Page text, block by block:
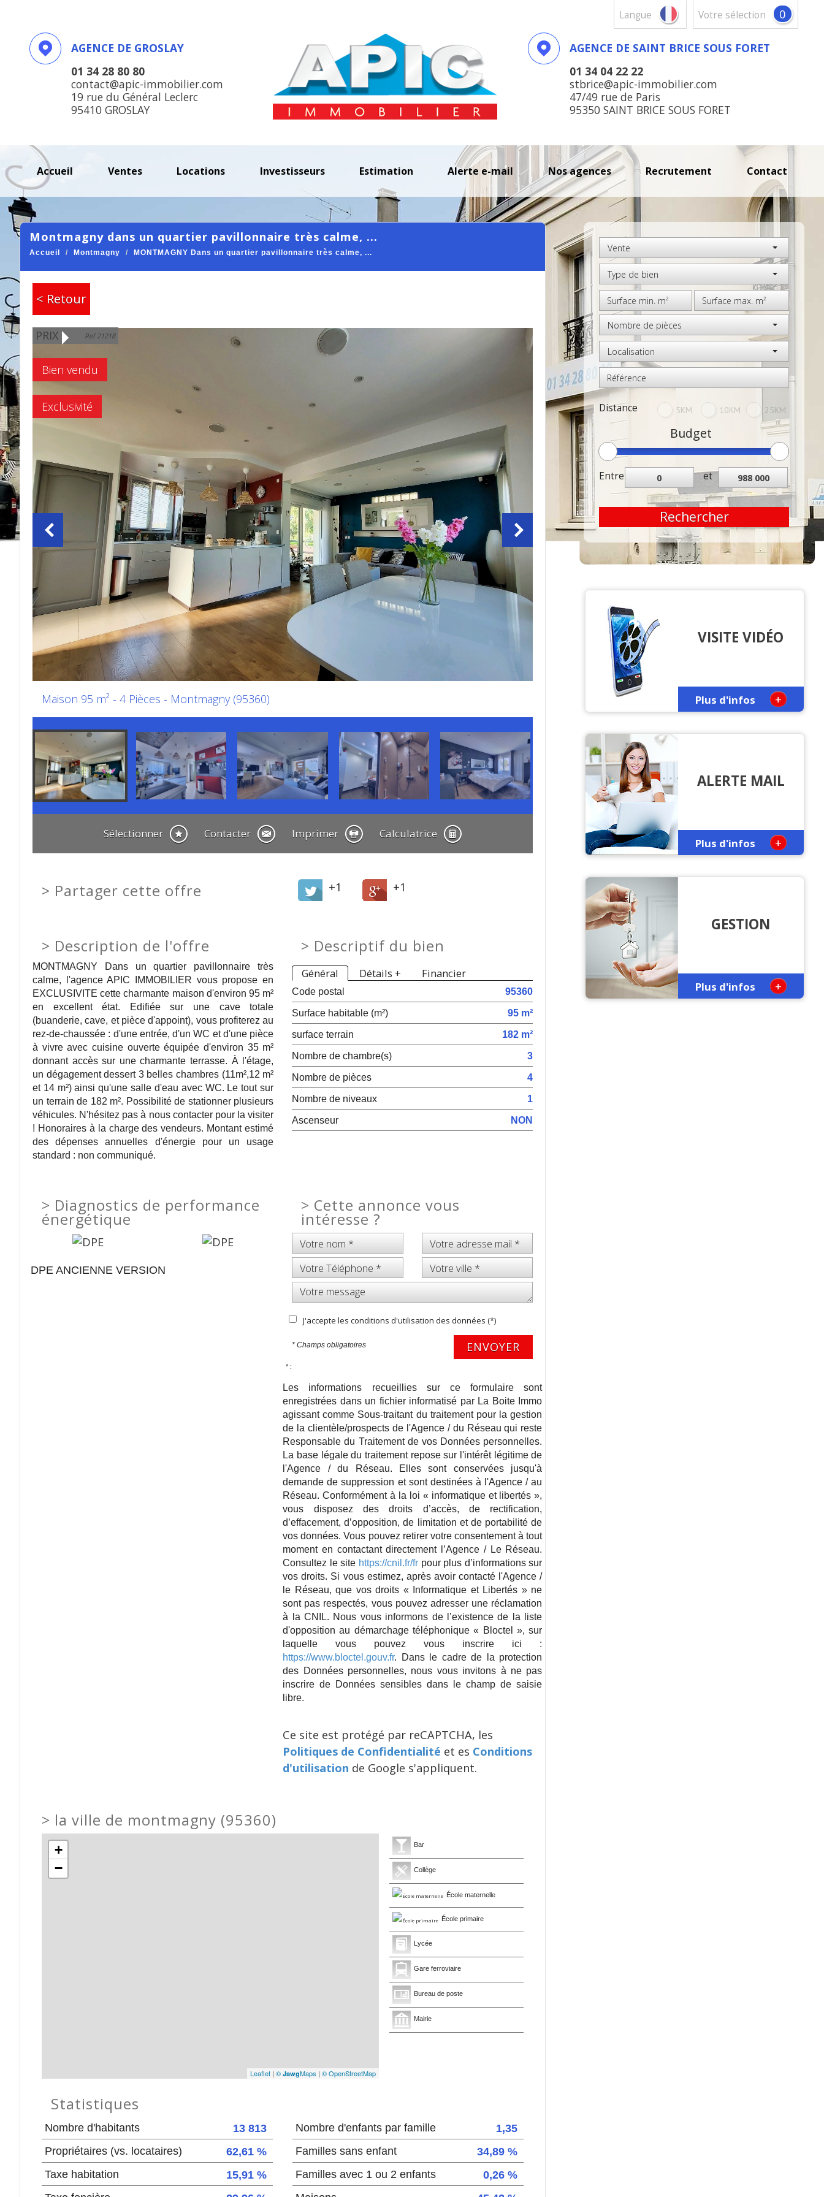
votre sélection 0
Langue
AGENCE DE GROSLAY
01 34 28 80 80
contact@apic-immobilier.com
19 rue du Général Leclerc
95410 GROSLAY
AGENCE DE SAINT BRICE SOUS FORET
01 34 04 22 22
stbrice@apic-immobilier.com
47/49 rue de Paris
95350 SAINT BRICE SOUS FORET
accueil ventes locations investisseurs estimation alerte e-mail nos agences recrutement contact
Vente
Type de bien
Nombre de pièces
Localisation
Distance 5KM 10KM 25KM
Budget
Entre et
Rechercher
montmagny dans un quartier pavillonnaire très calme, ...
Accueil Montmagny MONTMAGNY Dans un quartier pavillonnaire très calme, ...
< Retour
Maison 95 m² - 4 Pièces - Montmagny (95360)
PRIX Ref 21218
Bien vendu
Exclusivité
Sélectionner Contacter Imprimer Calculatrice
Partager cette offre +1 +1
> Description de l'offre
MONTMAGNY Dans un quartier pavillonnaire très
calme, l'agence APIC IMMOBILIER vous propose en
EXCLUSIVITE cette charmante maison d'environ 95 m²
en excellent état. Edifiée sur une cave totale
(buanderie, cave, et pièce d'appoint), vous profiterez au
rez-de-chaussée : d'une entrée, d'un WC et d'une pièce
à vivre avec cuisine ouverte équipée d'environ 35 m²
donnant accès sur une charmante terrasse. À l'étage,
un dégagement dessert 3 belles chambres (11m²,12 m²
et 14 m²) ainsi qu'une salle d'eau avec WC. Le tout sur
un terrain de 182 m². Possibilité de stationner plusieurs
véhicules. N'hésitez pas à nous contacter pour la visiter
! Honoraires à la charge des vendeurs. Montant estimé
des dépenses annuelles d'énergie pour un usage
standard : non communiqué.
> Descriptif du bien
Général Détails + Financier
Code postal
95360
Surface habitable (m²)
95 m²
surface terrain
182 m²
Nombre de chambre(s)
3
Nombre de pièces
4
Nombre de niveaux
1
Ascenseur
NON
> Diagnostics de performance
énergétique
DPE ANCIENNE VERSION
> Cette annonce vous
intéresse ?
J'accepte les conditions d'utilisation des données (*)
* Champs obligatoires ENVOYER
* :
Les informations recueillies sur ce formulaire sont
enregistrées dans un fichier informatisé par La Boite Immo
agissant comme Sous-traitant du traitement pour la gestion
de la clientèle/prospects de l'Agence / du Réseau qui reste
Responsable du Traitement de vos Données personnelles.
La base légale du traitement repose sur l'intérêt légitime de
l'Agence / du Réseau. Elles sont conservées jusqu'à
demande de suppression et sont destinées à l'Agence / au
Réseau. Conformément à la loi « informatique et libertés »,
vous disposez des droits d’accès, de rectification,
d’effacement, d’opposition, de limitation et de portabilité de
vos données. Vous pouvez retirer votre consentement à tout
moment en contactant directement l’Agence / Le Réseau.
Consultez le site https://cnil.fr/frpour plus d’informations sur
vos droits. Si vous estimez, après avoir contacté l'Agence /
le Réseau, que vos droits « Informatique et Libertés » ne
sont pas respectés, vous pouvez adresser une réclamation
à la CNIL. Nous vous informons de l’existence de la liste
d'opposition au démarchage téléphonique « Bloctel », sur
laquelle vous pouvez vous inscrire ici :
https://www.bloctel.gouv.fr. Dans le cadre de la protection
des Données personnelles, nous vous invitons à ne pas
inscrire de Données sensibles dans le champ de saisie
libre.
Ce site est protégé par reCAPTCHA, les
Politiques de Confidentialité et es Conditions
d'utilisation de Google s'appliquent.
> la ville de montmagny (95360)
+
−
Leaflet |©JawgMaps |© OpenStreetMap
Bar
Collège
École maternelle
École primaire
Lycée
Gare ferroviaire
Bureau de poste
Mairie
Statistiques
Nombre d'habitants
13 813
Propriétaires (vs. locataires)
62,61 %
Taxe habitation
15,91 %
Nombre d'enfants par famille
1,35
Familles sans enfant
34,89 %
Familles avec 1 ou 2 enfants
0,26 %
VISITE VIDÉO
Plus d'infos +
ALERTE MAIL
Plus d'infos +
GESTION
Plus d'infos +